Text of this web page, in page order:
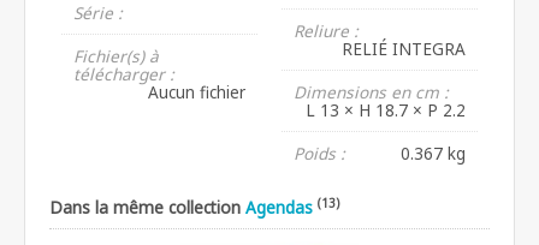
Série :
Fichier(s) à
télécharger :
Aucun fichier
Reliure :
RELIÉ INTEGRA
Dimensions en cm :
L 13 × H 18.7 × P 2.2
Poids :
0.367 kg
Dans la même collection Agendas (13)